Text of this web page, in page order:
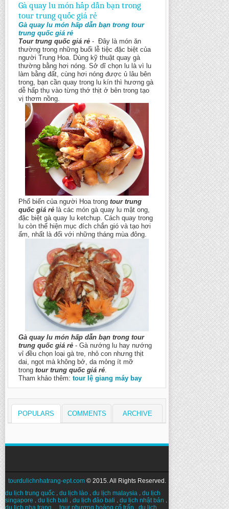
Gà quay lu món hấp dẫn bạn trong
tour trung quốc giá rẻ
Gà quay lu món hấp dẫn bạn trong tour
trung quốc giá rẻ
Tour trung quốc giá rẻ - Ðây là món ăn
thường trong những buổi lễ tiệc đặc biệt của
người Trung Hoa. Dùng kỹ thuật quay gà
thường bằng hơi nóng. Sở dĩ chọn lu là vì lu
làm bằng đất, cùng hơi nóng được ủ lâu bên
trong, bạn cần quay trong lu kín thì hương gà
dễ hấp thụ vào từng thớ thịt ở bên trong tạo
vị thơm nồng.
Phổ biến của người Hoa trong tour trung
quốc giá rẻ là các món gà quay lu mật ong,
đặc biệt gà quay lu ketchup. Cách quay trong
lu còn thể hiện mục đích chắn gió và tạo hơi
ấm, nhất là đối với những tháng mùa đông.
Gà quay lu món hấp dẫn bạn trong tour
trung quốc giá rẻ - Gà nướng lu hay nướng
vỉ đều chọn loại gà tre, nhỏ con nhưng thịt
dai, ngọt mà không bở, da mỏng ít mỡ
trong tour trung quốc giá rẻ.
Tham khảo thêm: tour lệ giang máy bay
POPULARS COMMENTS ARCHIVE
tourdulichnhatrang-ept.com© 2015. All Rights Reserved.
du lịch trung quốc . du lịch lào . du lịch malaysia . du lịch
singapore . du lịch bali . du lịch đảo bali . du lịch nhật bản .